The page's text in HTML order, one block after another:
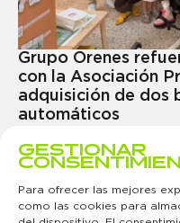
GESTIONAR
Para ofrecer las mejores
como las cookies para
Grupo Orenes
con la Asociación
adquisición de dos
automáticos
MÁS INFO →